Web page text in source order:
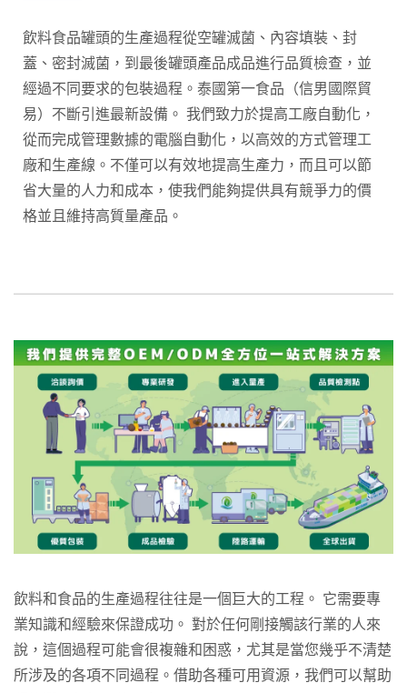
飲料食品罐頭的生產過程從空罐滅菌、內容填裝、封
蓋、密封滅菌，到最後罐頭產品成品進行品質檢查，並
經過不同要求的包裝過程。泰國第一食品（信男國際貿
易）不斷引進最新設備。 我們致力於提高工廠自動化，
從而完成管理數據的電腦自動化，以高效的方式管理工
廠和生產線。不僅可以有效地提高生產力，而且可以節
省大量的人力和成本，使我們能夠提供具有競爭力的價
格並且維持高質量產品。
飲料和食品的生產過程往往是一個巨大的工程。 它需要專
業知識和經驗來保證成功。 對於任何剛接觸該行業的人來
說，這個過程可能會很複雜和困惑，尤其是當您幾乎不清楚
所涉及的各項不同過程。借助各種可用資源，我們可以幫助